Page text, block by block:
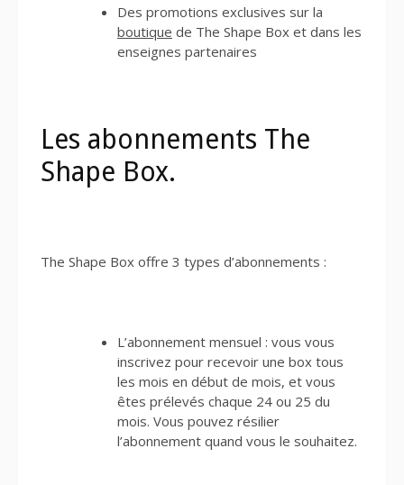
Des promotions exclusives sur la
boutique de The Shape Box et dans les
enseignes partenaires
Les abonnements The
Shape Box.
The Shape Box offre 3 types d’abonnements :
L’abonnement mensuel : vous vous
inscrivez pour recevoir une box tous
les mois en début de mois, et vous
êtes prélevés chaque 24 ou 25 du
mois. Vous pouvez résilier
l’abonnement quand vous le souhaitez.